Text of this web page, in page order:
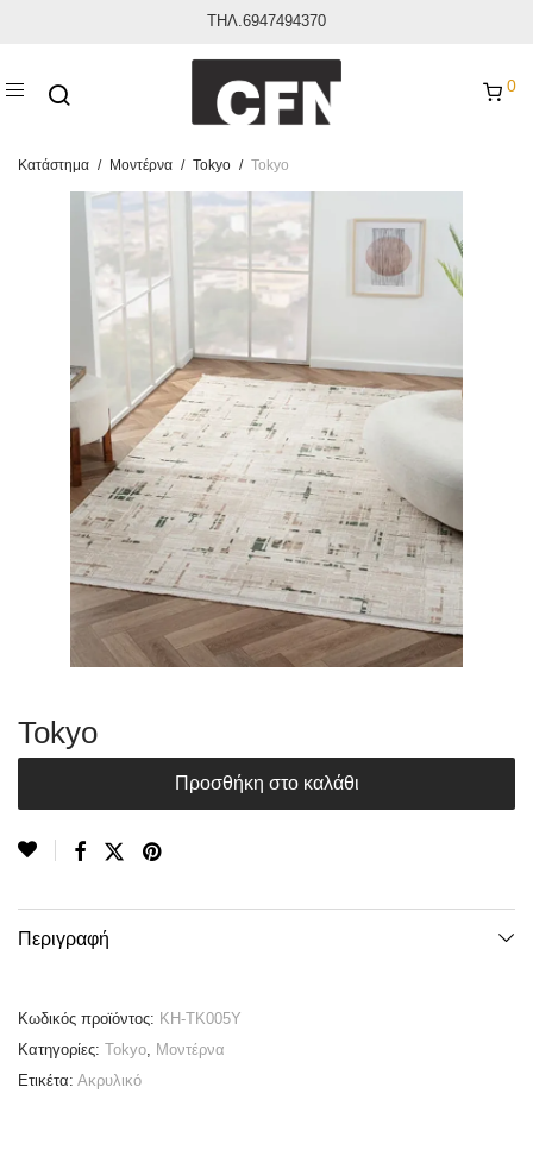
ΤΗΛ.6947494370
0
Κατάστημα / Μοντέρνα / Tokyo / Tokyo
Tokyo
Προσθήκη στο καλάθι
Περιγραφή
Κωδικός προϊόντος: KH-TK005Y
Κατηγορίες: Tokyo, Μοντέρνα
Ετικέτα: Ακρυλικό